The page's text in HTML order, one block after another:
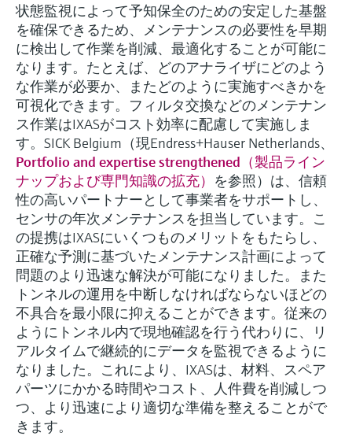
状態監視によって予知保全のための安定した基盤
を確保できるため、メンテナンスの必要性を早期
に検出して作業を削減、最適化することが可能に
なります。たとえば、どのアナライザにどのよう
な作業が必要か、またどのように実施すべきかを
可視化できます。フィルタ交換などのメンテナン
ス作業はIXASがコスト効率に配慮して実施しま
す。SICK Belgium（現Endress+Hauser Netherlands、
Portfolio and expertise strengthened（製品ライン
ナップおよび専門知識の拡充） を参照）は、信頼
性の高いパートナーとして事業者をサポートし、
センサの年次メンテナンスを担当しています。こ
の提携はIXASにいくつものメリットをもたらし、
正確な予測に基づいたメンテナンス計画によって
問題のより迅速な解決が可能になりました。また
トンネルの運用を中断しなければならないほどの
不具合を最小限に抑えることができます。従来の
ようにトンネル内で現地確認を行う代わりに、リ
アルタイムで継続的にデータを監視できるように
なりました。これにより、IXASは、材料、スペア
パーツにかかる時間やコスト、人件費を削減しつ
つ、より迅速により適切な準備を整えることがで
きます。